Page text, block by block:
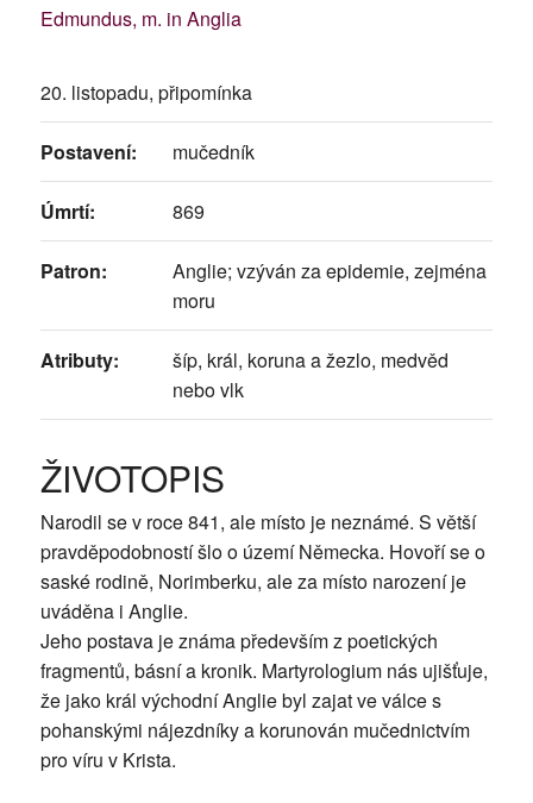
Edmundus, m. in Anglia
20. listopadu, připomínka
Postavení: mučedník
Úmrtí: 869
Patron:
Anglie; vzýván za epidemie, zejména
moru
Atributy:
šíp, král, koruna a žezlo, medvěd
nebo vlk
ŽIVOTOPIS
Narodil se v roce 841, ale místo je neznámé. S větší
pravděpodobností šlo o území Německa. Hovoří se o
saské rodině, Norimberku, ale za místo narození je
uváděna i Anglie.
Jeho postava je známa především z poetických
fragmentů, básní a kronik. Martyrologium nás ujišťuje,
že jako král východní Anglie byl zajat ve válce s
pohanskými nájezdníky a korunován mučednictvím
pro víru v Krista.